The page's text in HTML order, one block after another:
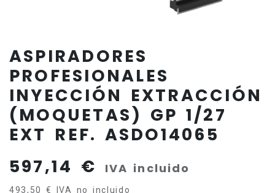
ASPIRADORES
PROFESIONALES
INYECCIÓN EXTRACCIÓN
(MOQUETAS) GP 1/27
EXT REF. ASDO14065
597,14 € IVA incluido
493,50 € IVA no incluido